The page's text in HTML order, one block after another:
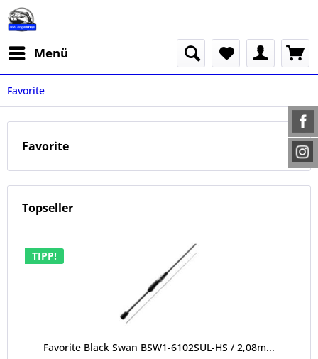
Menü
Favorite
Favorite
Topseller
TIPP!
Favorite Black Swan BSW1-6102SUL-HS / 2,08m...